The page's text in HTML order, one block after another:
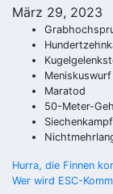
März 29, 2023
Meniskuswurf
Maratod
50-Meter-
Siechenkampf
Hurra, die Finnen
Wer wird ESC-